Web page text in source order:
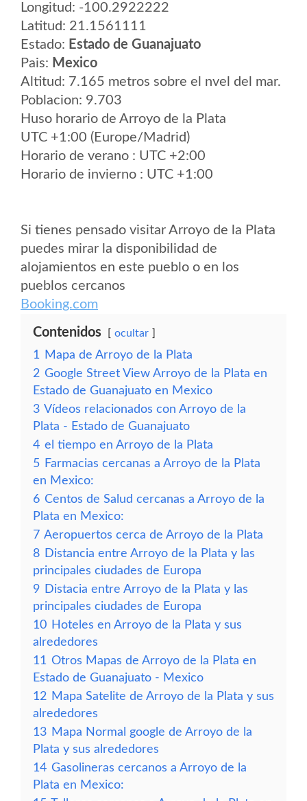
Longitud: -100.2922222
Latitud: 21.1561111
Estado: Estado de Guanajuato
Pais: Mexico
Altitud: 7.165 metros sobre el nvel del mar.
Poblacion: 9.703
Huso horario de Arroyo de la Plata
UTC +1:00 (Europe/Madrid)
Horario de verano : UTC +2:00
Horario de invierno : UTC +1:00
Si tienes pensado visitar Arroyo de la Plata
puedes mirar la disponibilidad de
alojamientos en este pueblo o en los
pueblos cercanos
Booking.com
Contenidos ocultar
1
Mapa de Arroyo de la Plata
2 Google Street View Arroyo de la Plata en
Estado de Guanajuato en Mexico
3 Vídeos relacionados con Arroyo de la
Plata - Estado de Guanajuato
4 el tiempo en Arroyo de la Plata
5 Farmacias cercanas a Arroyo de la Plata
en Mexico:
6 Centos de Salud cercanas a Arroyo de la
Plata en Mexico:
7 Aeropuertos cerca de Arroyo de la Plata
8 Distancia entre Arroyo de la Plata y las
principales ciudades de Europa
9 Distacia entre Arroyo de la Plata y las
principales ciudades de Europa
10 Hoteles en Arroyo de la Plata y sus
alrededores
11 Otros Mapas de Arroyo de la Plata en
Estado de Guanajuato - Mexico
12 Mapa Satelite de Arroyo de la Plata y sus
alrededores
13 Mapa Normal google de Arroyo de la
Plata y sus alrededores
14 Gasolineras cercanos a Arroyo de la
Plata en Mexico: